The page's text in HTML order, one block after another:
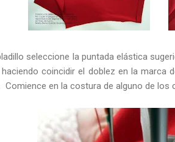
seleccione la puntada elástica
coincidir el doblez en la marca
Comience en la costura de alguno de los